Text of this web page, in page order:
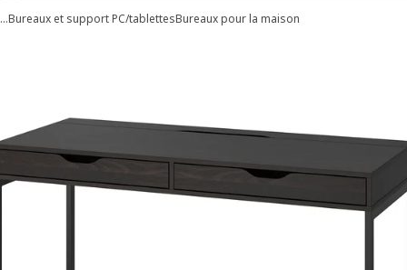
…Bureaux et support PC/tablettesBureaux pour la maison